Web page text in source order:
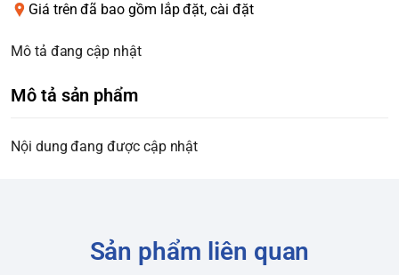
Giá trên đã bao gồm lắp đặt, cài đặt
Mô tả đang cập nhật
Mô tả sản phẩm
Nội dung đang được cập nhật
Sản phẩm liên quan